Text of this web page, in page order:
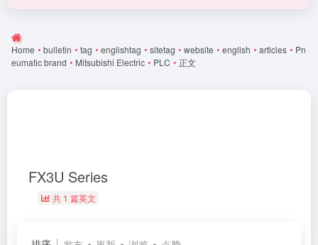
Home • bulletin • tag • englishtag • sitetag • website • english • articles • Pn
eumatic brand • Mitsubishi Electric • PLC • 正文
FX3U Series
共 1 篇英文